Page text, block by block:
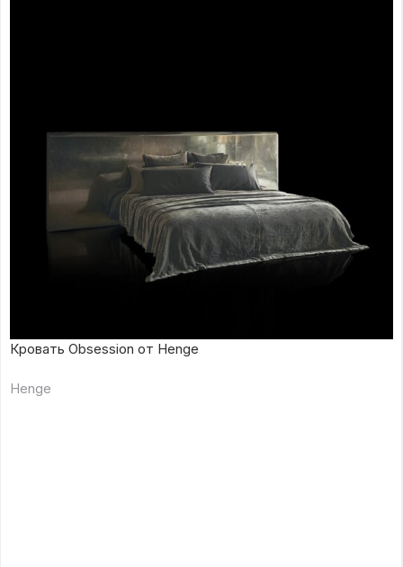
Кровать Obsession от Henge
Henge